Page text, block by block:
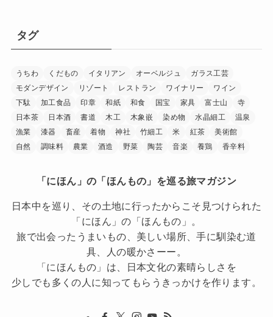
タグ
うちわ くだもの イタリアン オーベルジュ
ガラス工芸
モダンデザイン
リゾート レストラン ワイナリー
ワイン
下駄
加工食品 印章 和紙 和食 国宝 家具 富士山
寺
日本茶
日本酒 書道 木工 木象嵌 染め物 水晶細工
温泉
漁業
漆器 畜産 着物 神社 竹細工 米 紅茶
美術館
自然
調味料 農業 酒造 野菜 陶芸 音楽 養鶏 香辛料
「にほん」の「ほんもの」を巡る旅マガジン
日本中を巡り、その土地に行ったからこそ見つけられた
「にほん」の「ほんもの」。
旅で出会ったうまいもの、美しい場所、手に馴染む道
具、人の暖かさーー。
「にほんもの」は、日本文化の素晴らしさを
少しでも多くの人に知ってもらうきっかけを作ります。